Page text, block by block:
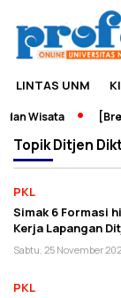
LINTAS UNM
Wisata
TopikDitjen
PKL
Simak 6 Formasi
Kerja Lapangan
Sabtu, 25 November
PKL